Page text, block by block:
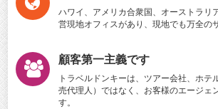
ハワイ、アメリカ合衆国、オーストラリ
営現地オフィスがあり、現地でも万全の
顧客第一主義です
トラベルドンキーは、ツアー会社、ホテ
売代理人）ではなく、お客様のエージェ
す。